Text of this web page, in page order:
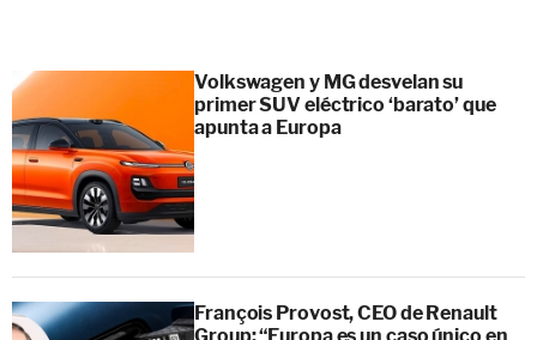
Volkswagen y MG desvelan su
primer SUV eléctrico ‘barato’ que
apunta a Europa
François Provost, CEO de Renault